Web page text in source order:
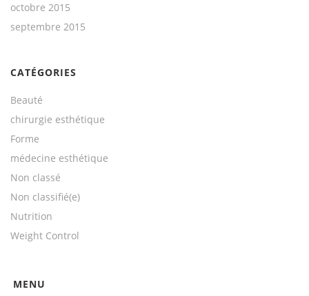
octobre 2015
septembre 2015
CATÉGORIES
Beauté
chirurgie esthétique
Forme
médecine esthétique
Non classé
Non classifié(e)
Nutrition
Weight Control
MENU